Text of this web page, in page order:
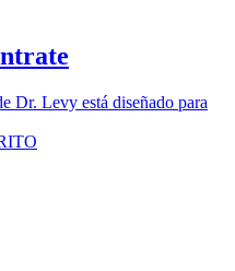
Dr. Levy está diseñado para